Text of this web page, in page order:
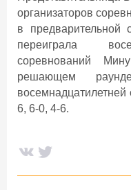
организаторов
в предварительной
переиграла
соревнований
решающем
6, 6-0, 4-6.